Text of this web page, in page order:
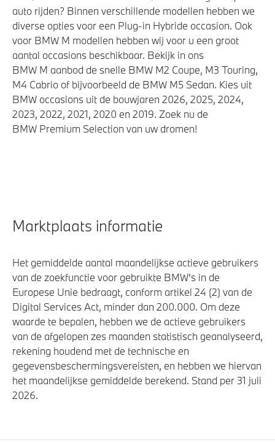
auto rijden? Binnen verschillende modellen hebben we
diverse opties voor een Plug-in Hybride occasion. Ook
voor BMW M modellen hebben wij voor u een groot
aantal occasions beschikbaar. Bekijk in ons
BMW M aanbod de snelle BMW M2 Coupe, M3 Touring,
M4 Cabrio of bijvoorbeeld de BMW M5 Sedan. Kies uit
BMW occasions uit de bouwjaren 2026, 2025, 2024,
2023, 2022, 2021, 2020 en 2019. Zoek nu de
BMW Premium Selection van uw dromen!
Marktplaats informatie
Het gemiddelde aantal maandelijkse actieve gebruikers
van de zoekfunctie voor gebruikte BMW's in de
Europese Unie bedraagt, conform artikel 24 (2) van de
Digital Services Act, minder dan 200.000. Om deze
waarde te bepalen, hebben we de actieve gebruikers
van de afgelopen zes maanden statistisch geanalyseerd,
rekening houdend met de technische en
gegevensbeschermingsvereisten, en hebben we hiervan
het maandelijkse gemiddelde berekend. Stand per 31 juli
2026.